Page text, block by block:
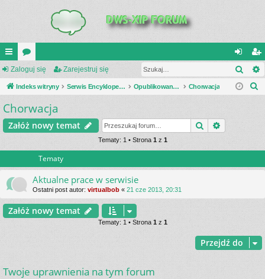
UI
C
K
_L
or
a
al
og
ar
ej
Zaloguj się Zarejestruj się
Indeks witryny Serwis Encyklopedia Uzbrojenia Opublikowane zestawienia Chorwacja
j
Chorwacja
Załóż nowy temat Szukaj
Tematy: 1 • Strona 1 z 1
Tematy
Aktualne prace w serwisie
Ostatni post autor: virtualbob « 21 cze 2013, 20:31
Załóż nowy temat
Tematy: 1 • Strona 1 z 1
Przejdź do
Twoje uprawnienia na tym forum